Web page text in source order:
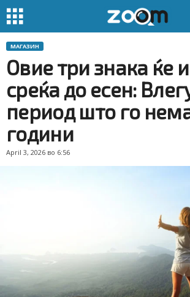
МАГАЗИН
Овие три знака ќе
среќа до есен:
период што го
години
April 3, 2026 во 6:56